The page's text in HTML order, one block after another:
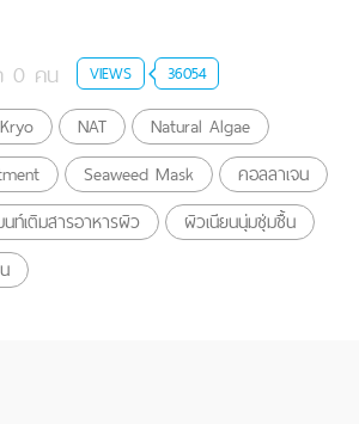
0 คน VIEWS 36054
Kryo NAT
Natural Algae
Seaweed Mask
คอลลาเจน
นท์เติมสารอาหารผิว
ผิวเนียนนุ่มชุ่มชื้น